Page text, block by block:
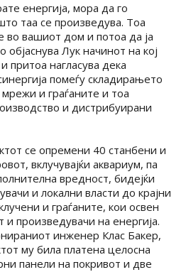
енергија, мора да го
таа се произведува. Тоа
во вашиот дом и потоа да ја
објаснува Лук начинот на кој
притоа нагласува дека
помеѓу складирањето
и граѓаните и тоа
и дистрибуирани
се опремени 40 станбени и
вклучувајќи аквариум, па
вредност, бидејќи
и локални власти до крајни
и граѓаните, кои освен
и произведувачи на енергија.
инженер Клас Бакер,
му била платена целосна
панели на покривот и две